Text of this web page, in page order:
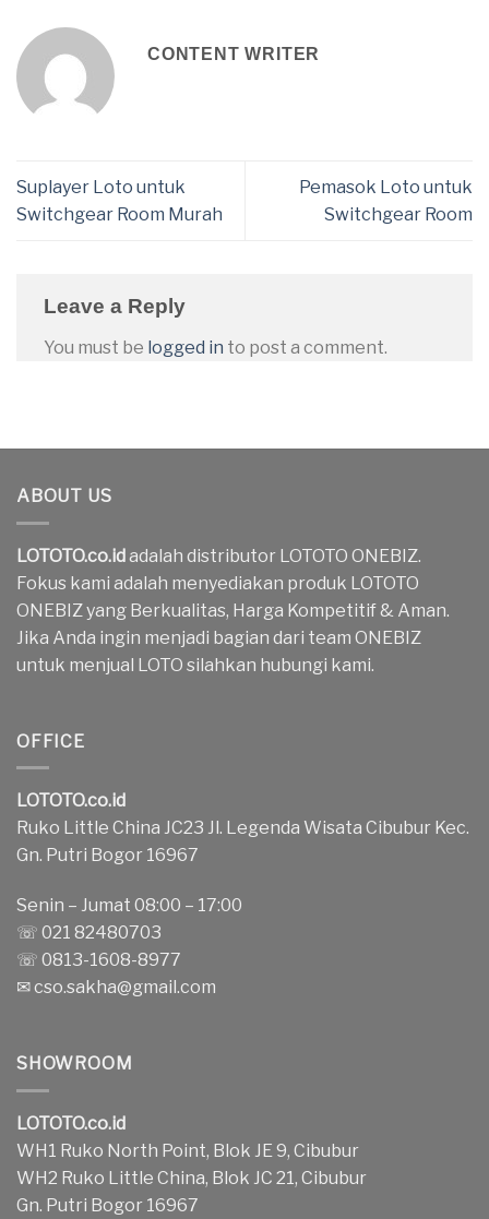
CONTENT WRITER
Suplayer Loto untuk
Switchgear Room Murah
Pemasok Loto untuk
Switchgear Room
Leave a Reply
You must be logged in to post a comment.
ABOUT US
LOTOTO.co.idadalah distributor LOTOTO ONEBIZ.
Fokus kami adalah menyediakan produk LOTOTO
ONEBIZ yang Berkualitas, Harga Kompetitif & Aman.
Jika Anda ingin menjadi bagian dari team ONEBIZ
untuk menjual LOTO silahkan hubungi kami.
OFFICE
LOTOTO.co.id
Ruko Little China JC23 Jl. Legenda Wisata Cibubur Kec.
Gn. Putri Bogor 16967
Senin – Jumat 08:00 – 17:00
☏ 021 82480703
☏ 0813-1608-8977
✉cso.sakha@gmail.com
SHOWROOM
LOTOTO.co.id
WH1 Ruko North Point, Blok JE 9, Cibubur
WH2 Ruko Little China, Blok JC 21, Cibubur
Gn. Putri Bogor 16967